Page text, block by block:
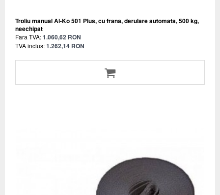
Troliu manual Al-Ko 501 Plus, cu frana, derulare automata, 500 kg,
neechipat
Fara TVA:1.060,62 RON
TVA inclus:1.262,14 RON